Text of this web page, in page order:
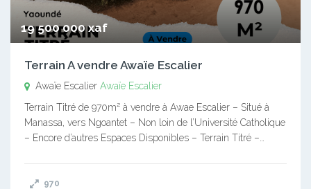
19 500 000 xaf
Terrain A vendre Awaïe Escalier
Awaïe Escalier Awaïe Escalier
Terrain Titré de 970m² à vendre à Awae Escalier – Situé à
Manassa, vers Ngoantet – Non loin de l’Université Catholique
– Encore d’autres Espaces Disponibles – Terrain Titré –…
970